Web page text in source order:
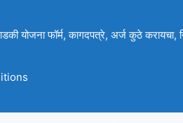
योजना फॉर्म, कागदपत्रे, अर्ज कुठे करायचा,